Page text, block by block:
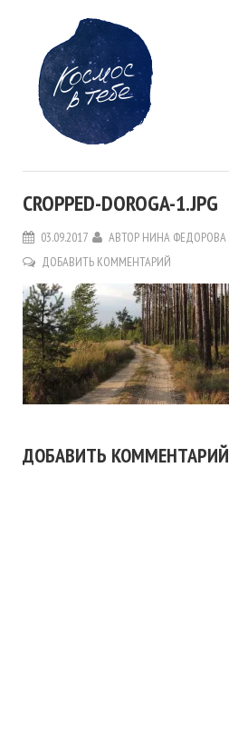
CROPPED-DOROGA-1.JPG
03.09.2017 АВТОР НИНА ФЕДОРОВА
ДОБАВИТЬ КОММЕНТАРИЙ
ДОБАВИТЬ КОММЕНТАРИЙ